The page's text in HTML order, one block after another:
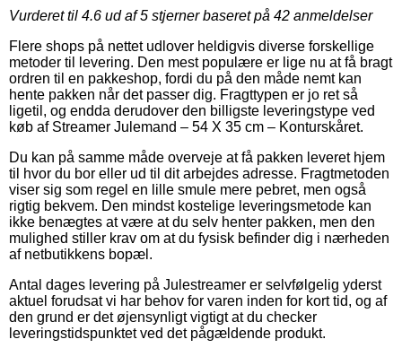
Vurderet til 4.6 ud af 5 stjerner baseret på 42 anmeldelser
Flere shops på nettet udlover heldigvis diverse forskellige
metoder til levering. Den mest populære er lige nu at få bragt
ordren til en pakkeshop, fordi du på den måde nemt kan
hente pakken når det passer dig. Fragttypen er jo ret så
ligetil, og endda derudover den billigste leveringstype ved
køb af Streamer Julemand – 54 X 35 cm – Konturskåret.
Du kan på samme måde overveje at få pakken leveret hjem
til hvor du bor eller ud til dit arbejdes adresse. Fragtmetoden
viser sig som regel en lille smule mere pebret, men også
rigtig bekvem. Den mindst kostelige leveringsmetode kan
ikke benægtes at være at du selv henter pakken, men den
mulighed stiller krav om at du fysisk befinder dig i nærheden
af netbutikkens bopæl.
Antal dages levering på Julestreamer er selvfølgelig yderst
aktuel forudsat vi har behov for varen inden for kort tid, og af
den grund er det øjensynligt vigtigt at du checker
leveringstidspunktet ved det pågældende produkt.